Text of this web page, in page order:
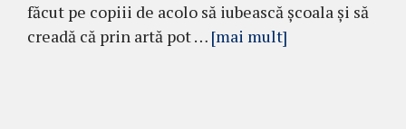
făcut pe copiii de acolo să iubească școala și să
creadă că prin artă pot … [mai mult]